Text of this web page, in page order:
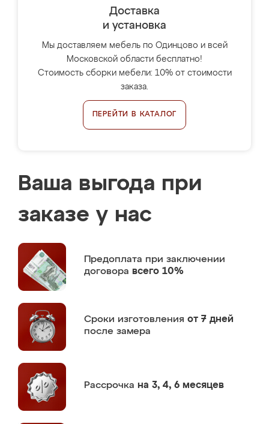
Доставка
и установка
Мы доставляем мебель по Одинцово и всей
Московской области бесплатно!
Стоимость сборки мебели: 10% от стоимости
заказа.
ПЕРЕЙТИ В КАТАЛОГ
Ваша выгода при
заказе у нас
Предоплата при заключении
договора всего 10%
Сроки изготовления от 7 дней
после замера
Рассрочка на 3, 4, 6 месяцев